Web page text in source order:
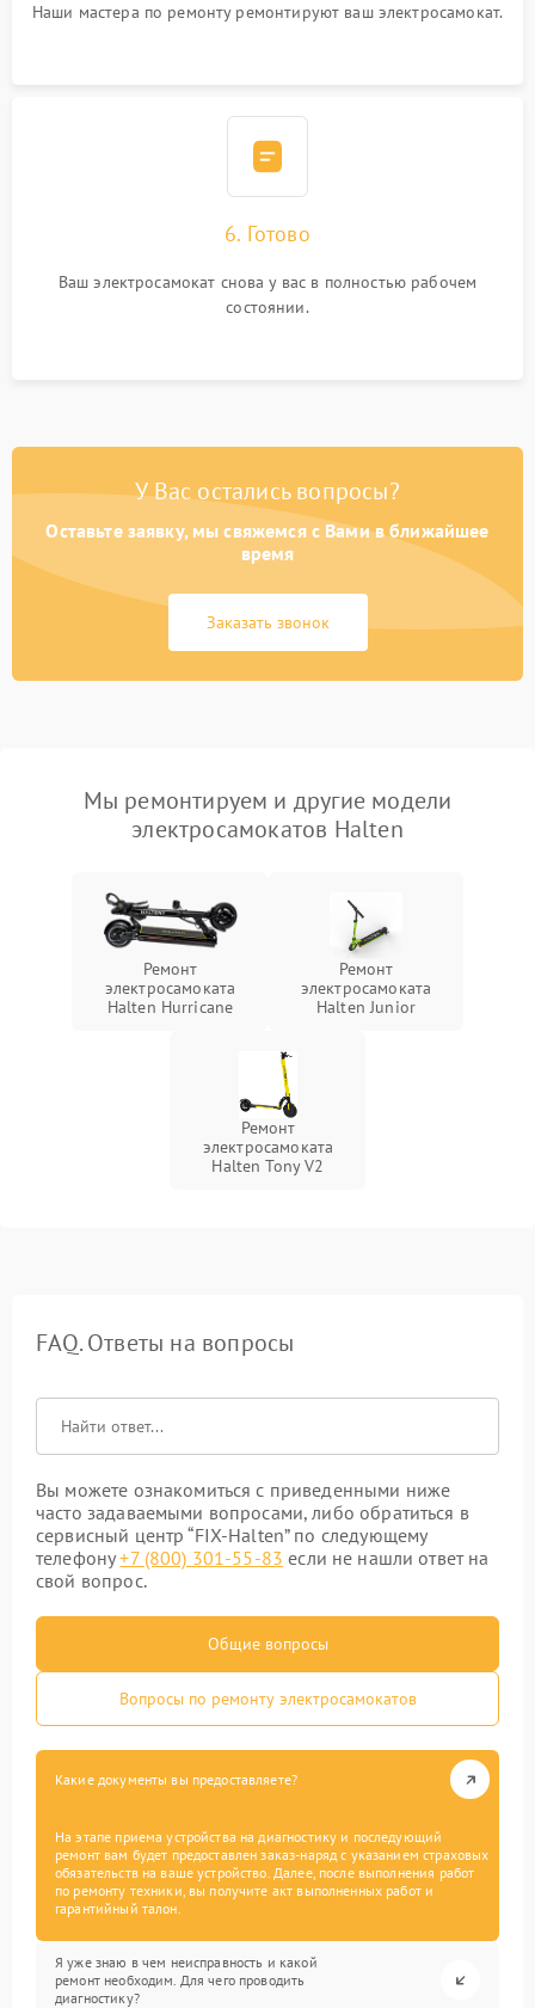
Наши мастера по ремонту ремонтируют ваш электросамокат.
6. Готово
Ваш электросамокат снова у вас в полностью рабочем
состоянии.
У Вас остались вопросы?
Оставьте заявку, мы свяжемся с Вами в ближайшее
время
Заказать звонок
Мы ремонтируем и другие модели
электросамокатов Halten
Ремонт
электросамоката
Halten Hurricane
Ремонт
электросамоката
Halten Junior
Ремонт
электросамоката
Halten Tony V2
FAQ. Ответы на вопросы
Вы можете ознакомиться с приведенными ниже
часто задаваемыми вопросами, либо обратиться в
сервисный центр “FIX-Halten” по следующему
телефону+7 (800) 301-55-83 если не нашли ответ на
свой вопрос.
Общие вопросы
Вопросы по ремонту электросамокатов
Какие документы вы предоставляете?
На этапе приема устройства на диагностику и последующий
ремонт вам будет предоставлен заказ-наряд с указанием страховых
обязательств на ваше устройство. Далее, после выполнения работ
по ремонту техники, вы получите акт выполненных работ и
гарантийный талон.
Я уже знаю в чем неисправность и какой
ремонт необходим. Для чего проводить
диагностику?